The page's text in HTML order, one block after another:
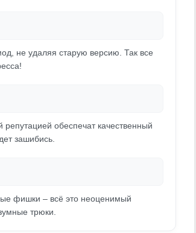
не удаляя старую версию. Так все
обеспечат качественный
зашибись.
фишки – всё это неоценимый
трюки.